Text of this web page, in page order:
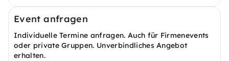
Event anfragen
Individuelle Termine anfragen. Auch für Firmenevents
oder private Gruppen. Unverbindliches Angebot
erhalten.